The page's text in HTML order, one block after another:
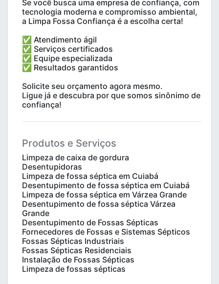
Se você busca uma empresa de confiança, com
tecnologia moderna e compromisso ambiental,
a Limpa Fossa Confiança é a escolha certa!
✅ Atendimento ágil
✅ Serviços certificados
✅ Equipe especializada
✅ Resultados garantidos
Solicite seu orçamento agora mesmo.
Ligue já e descubra por que somos sinônimo de
confiança!
Produtos e Serviços
Limpeza de caixa de gordura
Desentupidoras
Limpeza de fossa séptica em Cuiabá
Desentupimento de fossa séptica em Cuiabá
Limpeza de fossa séptica em Várzea Grande
Desentupimento de fossa séptica Várzea
Grande
Desentupimento de Fossas Sépticas
Fornecedores de Fossas e Sistemas Sépticos
Fossas Sépticas Industriais
Fossas Sépticas Residenciais
Instalação de Fossas Sépticas
Limpeza de fossas sépticas